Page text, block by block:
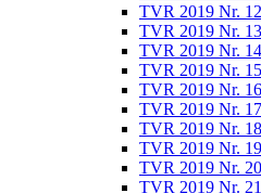
TVR 2019 Nr. 12
TVR 2019 Nr. 13
TVR 2019 Nr. 14
TVR 2019 Nr. 15
TVR 2019 Nr. 16
TVR 2019 Nr. 17
TVR 2019 Nr. 18
TVR 2019 Nr. 19
TVR 2019 Nr. 20
TVR 2019 Nr. 21